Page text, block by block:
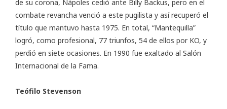
de su corona, Nápoles cedió ante Billy Backus, pero en el
combate revancha venció a este pugilista y así recuperó el
título que mantuvo hasta 1975. En total, “Mantequilla”
logró, como profesional, 77 triunfos, 54 de ellos por KO, y
perdió en siete ocasiones. En 1990 fue exaltado al Salón
Internacional de la Fama.
Teófilo Stevenson